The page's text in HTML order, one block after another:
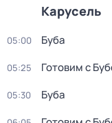
Карусель
05:00 Буба
05:25 Готовим с
05:30 Буба